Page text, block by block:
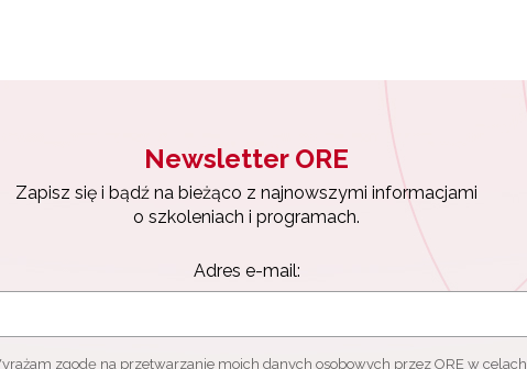
Newsletter ORE
Zapisz się i bądź na bieżąco z najnowszymi informacjami
o szkoleniach i programach.
Adres e-mail:
zgodę na przetwarzanie moich danych osobowych przez ORE w celach